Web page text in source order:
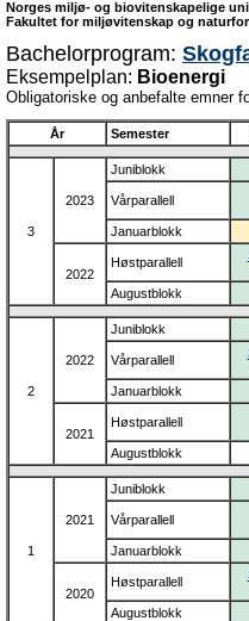
Norges miljø- og biovitenskapelige
Fakultet for miljøvitenskap og
Bachelorprogram:
Eksempelplan: Bioenergi
Obligatoriske og anbefalte emner
År Semester
3
2023
Juniblokk
Vårparallell
Januarblokk
2022
Høstparallell
Augustblokk
2
2022
Juniblokk
Vårparallell
Januarblokk
2021
Høstparallell
Augustblokk
1
2021
Juniblokk
Vårparallell
Januarblokk
2020
Høstparallell
Augustblokk